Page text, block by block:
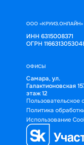
ООО «КРУИЗ.ОНЛАЙН»
ИНН 6315008371
ОГРН
ОФИСЫ
Самара, ул.
Галактионовская
этаж 12
Пользовательское
Политика
Использование